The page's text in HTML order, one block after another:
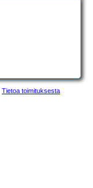
Tietoa toimituksesta